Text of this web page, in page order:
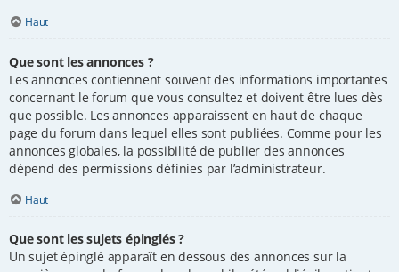
Haut
Que sont les annonces ?
Les annonces contiennent souvent des informations importantes
concernant le forum que vous consultez et doivent être lues dès
que possible. Les annonces apparaissent en haut de chaque
page du forum dans lequel elles sont publiées. Comme pour les
annonces globales, la possibilité de publier des annonces
dépend des permissions définies par l’administrateur.
Haut
Que sont les sujets épinglés ?
Un sujet épinglé apparaît en dessous des annonces sur la